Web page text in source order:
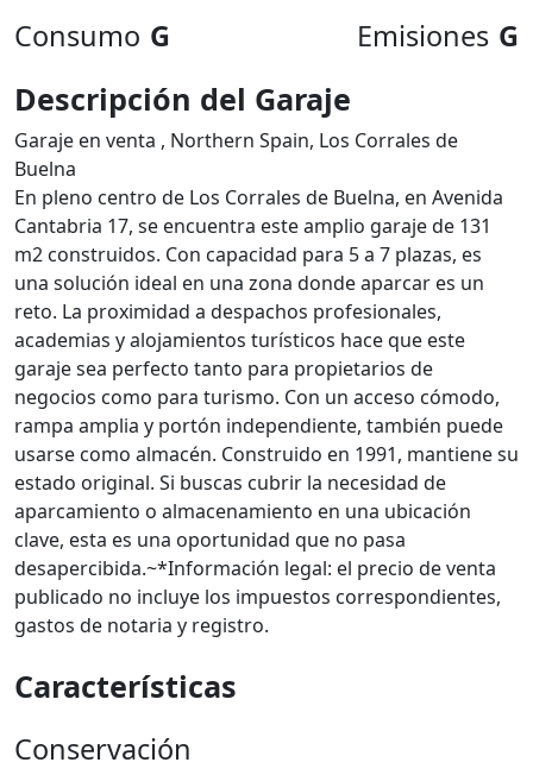
Consumo G Emisiones G
Descripción del Garaje
Garaje en venta , Northern Spain, Los Corrales de
Buelna
En pleno centro de Los Corrales de Buelna, en Avenida
Cantabria 17, se encuentra este amplio garaje de 131
m2 construidos. Con capacidad para 5 a 7 plazas, es
una solución ideal en una zona donde aparcar es un
reto. La proximidad a despachos profesionales,
academias y alojamientos turísticos hace que este
garaje sea perfecto tanto para propietarios de
negocios como para turismo. Con un acceso cómodo,
rampa amplia y portón independiente, también puede
usarse como almacén. Construido en 1991, mantiene su
estado original. Si buscas cubrir la necesidad de
aparcamiento o almacenamiento en una ubicación
clave, esta es una oportunidad que no pasa
desapercibida.~*Información legal: el precio de venta
publicado no incluye los impuestos correspondientes,
gastos de notaria y registro.
Características
Conservación